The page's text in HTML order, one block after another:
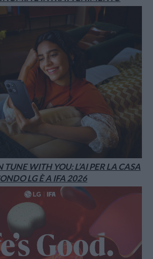
WITH YOU: L’AI PER LA CASA
LG È A IFA 2026